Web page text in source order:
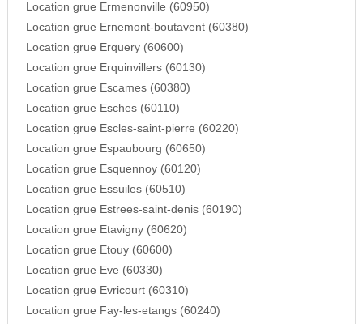
Location grue Ermenonville (60950)
Location grue Ernemont-boutavent (60380)
Location grue Erquery (60600)
Location grue Erquinvillers (60130)
Location grue Escames (60380)
Location grue Esches (60110)
Location grue Escles-saint-pierre (60220)
Location grue Espaubourg (60650)
Location grue Esquennoy (60120)
Location grue Essuiles (60510)
Location grue Estrees-saint-denis (60190)
Location grue Etavigny (60620)
Location grue Etouy (60600)
Location grue Eve (60330)
Location grue Evricourt (60310)
Location grue Fay-les-etangs (60240)